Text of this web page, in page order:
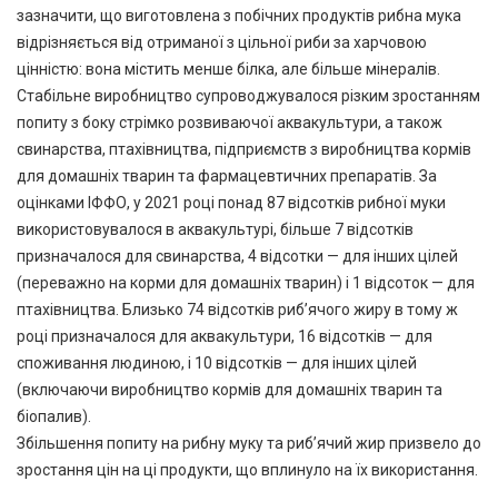
зазначити, що виготовлена з побічних продуктів рибна мука
відрізняється від отриманої з цільної риби за харчовою
цінністю: вона містить менше білка, але більше мінералів.
Стабільне виробництво супроводжувалося різким зростанням
попиту з боку стрімко розвиваючої аквакультури, а також
свинарства, птахівництва, підприємств з виробництва кормів
для домашніх тварин та фармацевтичних препаратів. За
оцінками ІФФО, у 2021 році понад 87 відсотків рибної муки
використовувалося в аквакультурі, більше 7 відсотків
призначалося для свинарства, 4 відсотки — для інших цілей
(переважно на корми для домашніх тварин) і 1 відсоток — для
птахівництва. Близько 74 відсотків риб’ячого жиру в тому ж
році призначалося для аквакультури, 16 відсотків — для
споживання людиною, і 10 відсотків — для інших цілей
(включаючи виробництво кормів для домашніх тварин та
біопалив).
Збільшення попиту на рибну муку та риб’ячий жир призвело до
зростання цін на ці продукти, що вплинуло на їх використання.